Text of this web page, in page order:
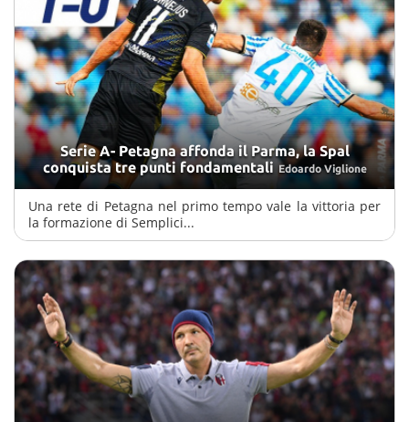
Serie A- Petagna affonda il Parma, la Spal
conquista tre punti fondamentali Edoardo Viglione
Una rete di Petagna nel primo tempo vale la vittoria per
la formazione di Semplici...